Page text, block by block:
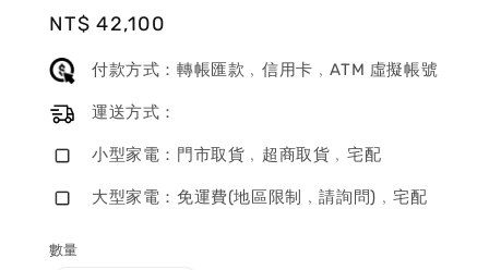
Regular
price
NT$ 42,100
付款方式：轉帳匯款﹐信用卡﹐ATM 虛擬帳號
運送方式：
小型家電：門市取貨﹐超商取貨﹐宅配
大型家電：免運費(地區限制﹐請詢問)﹐宅配
數量